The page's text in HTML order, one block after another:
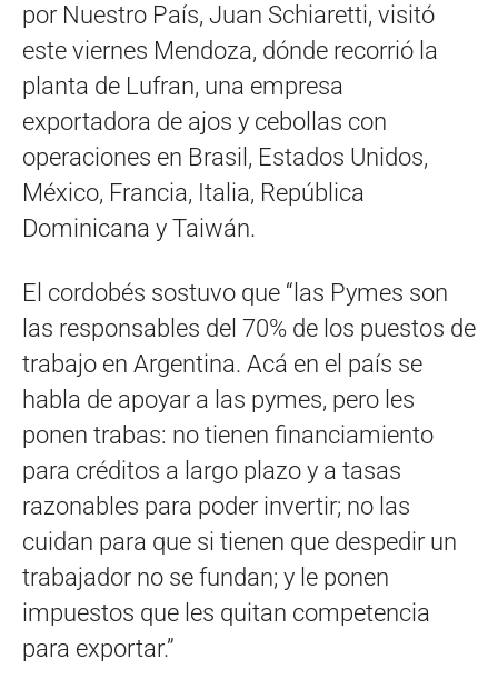
por Nuestro País, Juan Schiaretti, visitó
este viernes Mendoza, dónde recorrió la
planta de Lufran, una empresa
exportadora de ajos y cebollas con
operaciones en Brasil, Estados Unidos,
México, Francia, Italia, República
Dominicana y Taiwán.
El cordobés sostuvo que “las Pymes son
las responsables del 70% de los puestos de
trabajo en Argentina. Acá en el país se
habla de apoyar a las pymes, pero les
ponen trabas: no tienen financiamiento
para créditos a largo plazo y a tasas
razonables para poder invertir; no las
cuidan para que si tienen que despedir un
trabajador no se fundan; y le ponen
impuestos que les quitan competencia
para exportar.”